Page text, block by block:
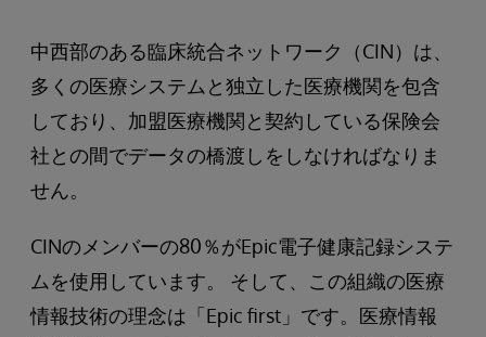
中西部のある臨床統合ネットワーク（CIN）は、
多くの医療システムと独立した医療機関を包含
しており、加盟医療機関と契約している保険会
社との間でデータの橋渡しをしなければなりま
せん。
CINのメンバーの80％がEpic電子健康記録システ
ムを使用しています。 そして、この組織の医療
情報技術の理念は「Epic first」です。医療情報